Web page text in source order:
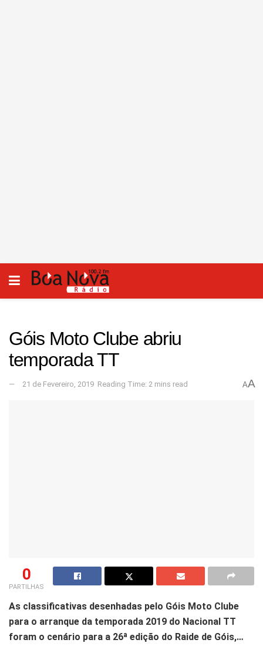
Góis Moto Clube abriu
temporada TT
21 de Fevereiro, 2019 Reading Time: 2 mins read AA
0
PARTILHAS
As classificativas desenhadas pelo Góis Moto Clube
para o arranque da temporada 2019 do Nacional TT
foram o cenário para a 26ª edição do Raide de Góis,…